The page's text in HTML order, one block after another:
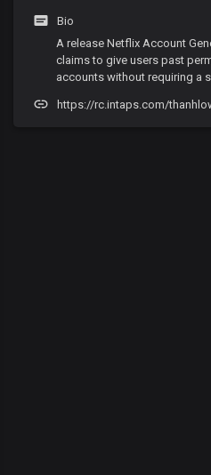
Bio
A release Netflix Account
claims to give users past
accounts without requiring a
https://rc.intaps.com/